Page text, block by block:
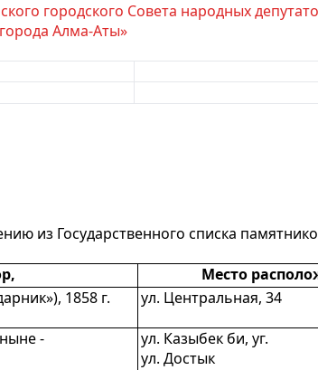
городского Совета народных
Алма-Аты»
из Государственного списка
Место
1858 г. ул. Центральная, 34
-
ул. Казыбек би, уг.
ул. Достык